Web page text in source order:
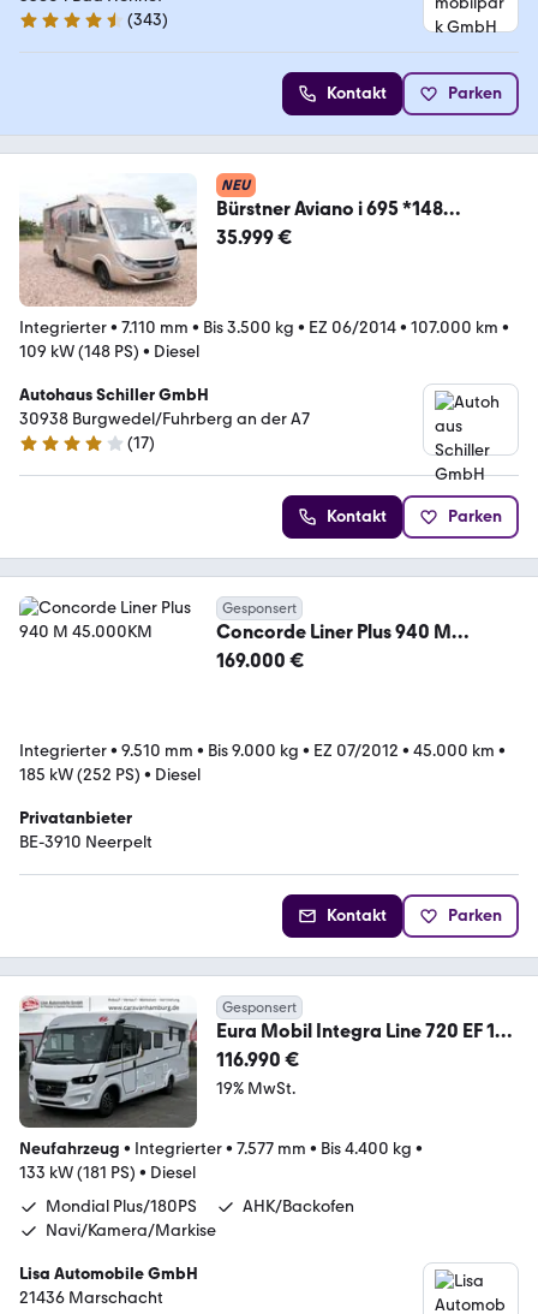
4.3 Sterne
(343)
Kontakt Parken
NEU
Bürstner Aviano i 695 *148
PS*Hubbett*Queensbett*Klima
35.999 €
Integrierter• 7.110 mm • Bis 3.500 kg • EZ 06/2014• 107.000 km •
109 kW (148 PS) • Diesel
Autohaus Schiller GmbH
30938 Burgwedel/Fuhrberg an der A7
4 Sterne
(17)
Kontakt Parken
Gesponsert
Concorde Liner Plus 940 M
45.000KM
169.000 €
Integrierter• 9.510 mm • Bis 9.000 kg • EZ 07/2012 • 45.000 km •
185 kW (252 PS) • Diesel
Privatanbieter
BE-3910 Neerpelt
Kontakt Parken
Gesponsert
Eura Mobil Integra Line 720 EF 180
PS AHK Backofen Automati
116.990 €
19% MwSt.
Neufahrzeug • Integrierter• 7.577 mm • Bis 4.400 kg •
133 kW (181 PS) • Diesel
Mondial Plus/180PS
AHK/Backofen
Navi/Kamera/Markise
Lisa Automobile GmbH
21436 Marschacht